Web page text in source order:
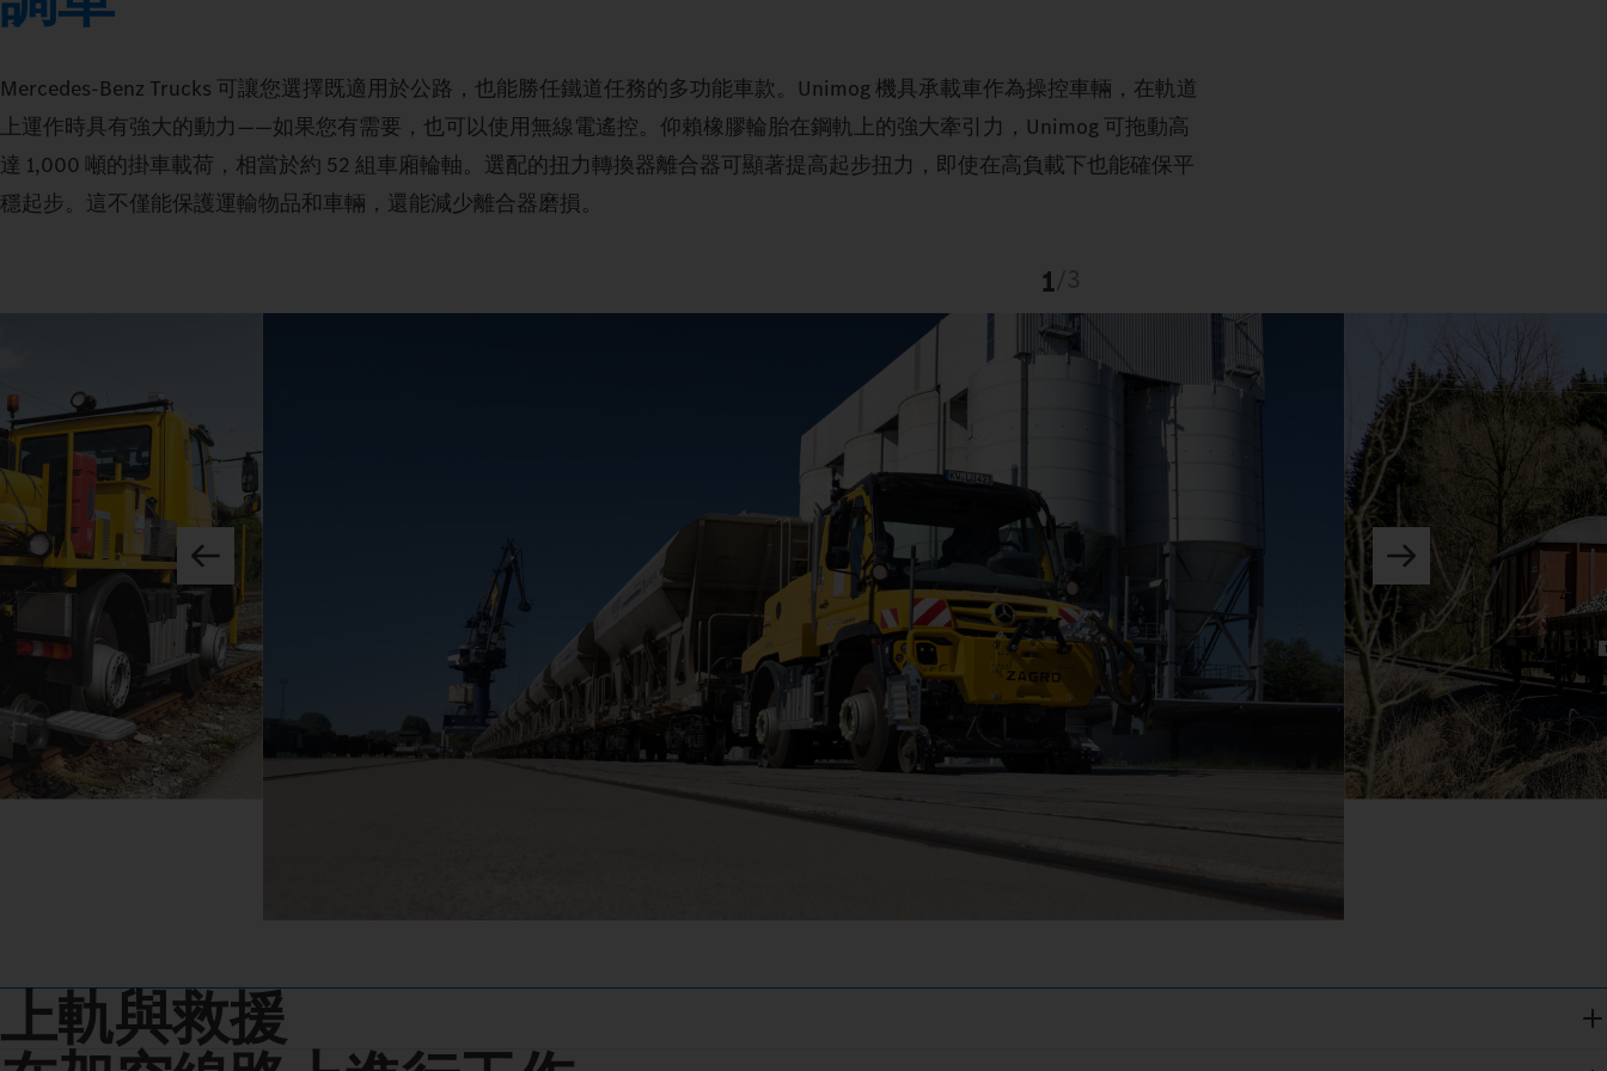
Mercedes‑Benz Trucks 可讓您選擇既適用於公路，也能勝任鐵道任務的多功能車款。Unimog 機具承載車作為操控車輛，在軌道
上運作時具有強大的動力——如果您有需要，也可以使用無線電遙控。仰賴橡膠輪胎在鋼軌上的強大牽引力，Unimog 可拖動高
達 1,000 噸的掛車載荷，相當於約 52 組車廂輪軸。選配的扭力轉換器離合器可顯著提高起步扭力，即使在高負載下也能確保平
穩起步。這不僅能保護運輸物品和車輛，還能減少離合器磨損。
1
上軌與救援